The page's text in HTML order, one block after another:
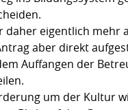
daher eigentlich mehr
aber direkt
Auffangen der
um der Kultur